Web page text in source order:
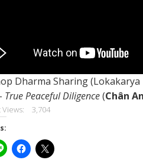
Dharma Sharing
True Peaceful Diligence(Chân
Views: 3,704